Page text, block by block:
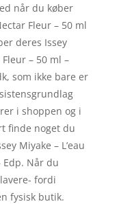
når du køber
Fleur – 50 ml
deres Issey
Fleur – 50 ml –
som ikke bare er
i shoppen og i
finde noget du
Miyake – L’eau
Edp. Når du
fordi
fysisk butik.